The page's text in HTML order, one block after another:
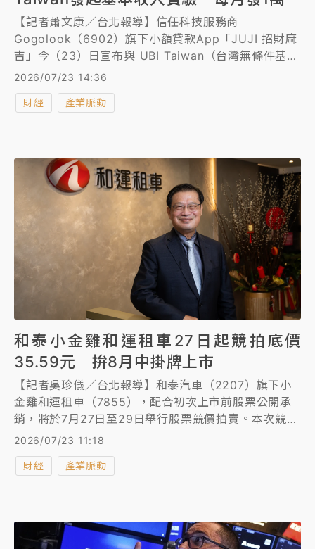
【記者蕭文康／台北報導】信任科技服務商
Gogolook（6902）旗下小額貸款App「JUJI 招財麻
吉」今（23）日宣布與 UBI Taiwan（台灣無條件基本
收入協會）展開跨界策略合作，共同啟動《生活改寫計
月無條件提供新台幣1萬元的基本生活補貼，為期1年。
助的基本收入實驗計畫。
2026/07/23 14:36
財經 產業脈動
和泰小金雞和運租車27日起競拍底價
35.59元 拚8月中掛牌上市
【記者吳珍儀／台北報導】和泰汽車（2207）旗下小
金雞和運租車（7855），配合初次上市前股票公開承
銷，將於7月27日至29日舉行股票競價拍賣。本次競拍
底價為每股35.59元，採價高者優先得標，預計於7月
31日開標，7月21日興櫃收盤均價為105.05元。
2026/07/23 11:18
財經 產業脈動